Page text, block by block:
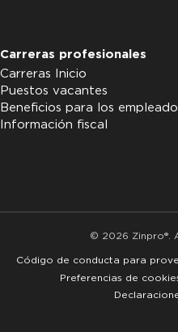
Carreras profesionales
Carreras Inicio
Puestos vacantes
Beneficios para los
Información fiscal
© 2026 Zinpro®.
Código de conducta para
Preferencias de